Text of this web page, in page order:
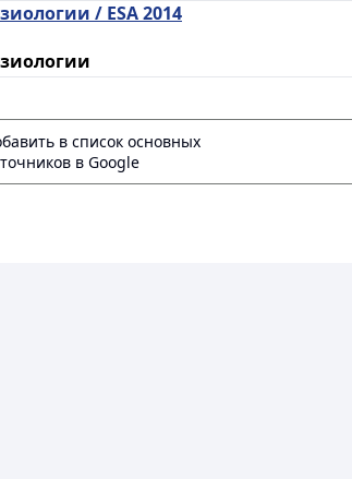
/ ESA 2014
в список основных
в Google